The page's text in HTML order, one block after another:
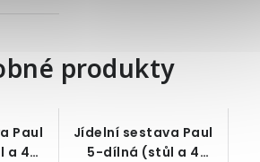
produkty
Paul
a 4
Jídelní sestava Paul
5-dílná (stůl a 4